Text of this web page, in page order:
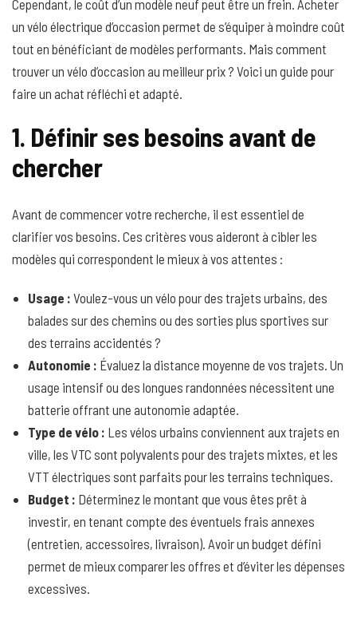
Cependant, le coût d’un modèle neuf peut être un frein. Acheter
un vélo électrique d’occasion permet de s’équiper à moindre coût
tout en bénéficiant de modèles performants. Mais comment
trouver un vélo d’occasion au meilleur prix ? Voici un guide pour
faire un achat réfléchi et adapté.
1. Définir ses besoins avant de
chercher
Avant de commencer votre recherche, il est essentiel de
clarifier vos besoins. Ces critères vous aideront à cibler les
modèles qui correspondent le mieux à vos attentes :
Usage : Voulez-vous un vélo pour des trajets urbains, des
balades sur des chemins ou des sorties plus sportives sur
des terrains accidentés ?
Autonomie : Évaluez la distance moyenne de vos trajets. Un
usage intensif ou des longues randonnées nécessitent une
batterie offrant une autonomie adaptée.
Type de vélo : Les vélos urbains conviennent aux trajets en
ville, les VTC sont polyvalents pour des trajets mixtes, et les
VTT électriques sont parfaits pour les terrains techniques.
Budget : Déterminez le montant que vous êtes prêt à
investir, en tenant compte des éventuels frais annexes
(entretien, accessoires, livraison). Avoir un budget défini
permet de mieux comparer les offres et d’éviter les dépenses
excessives.